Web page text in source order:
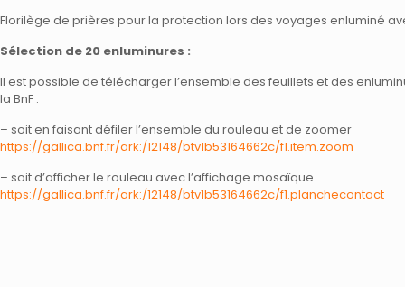
Florilège de prières pour la protection lors des voyages enluminé
Sélection de 20 enluminures :
Il est possible de télécharger l’ensemble des feuillets et des
la BnF :
– soit en faisant défiler l’ensemble du rouleau et de zoomer
https://gallica.bnf.fr/ark:/12148/btv1b53164662c/f1.item.zoom
– soit d’afficher le rouleau avec l’affichage mosaïque
https://gallica.bnf.fr/ark:/12148/btv1b53164662c/f1.planchecontact